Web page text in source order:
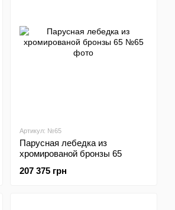
Артикул: №65
Парусная лебедка из
хромированой бронзы 65
207 375 грн